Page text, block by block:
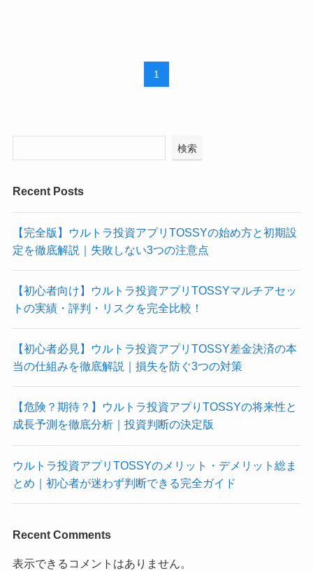
1
検索
Recent Posts
【完全版】ウルトラ投資アプリTOSSYの始め方と初期設
定を徹底解説｜失敗しない3つの注意点
【初心者向け】ウルトラ投資アプリTOSSYマルチアセッ
トの実績・評判・リスクを完全比較！
【初心者必見】ウルトラ投資アプリTOSSY差金決済の本
当の仕組みを徹底解説｜損失を防ぐ3つの対策
【危険？期待？】ウルトラ投資アプりTOSSYの将来性と
成長予測を徹底分析｜投資判断の決定版
ウルトラ投資アプリTOSSYのメリット・デメリット総ま
とめ｜初心者が迷わず判断できる完全ガイド
Recent Comments
表示できるコメントはありません。